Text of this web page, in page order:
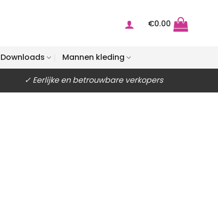
€0.00
Downloads Mannen kleding
✓ Eerlijke en betrouwbare verkopers